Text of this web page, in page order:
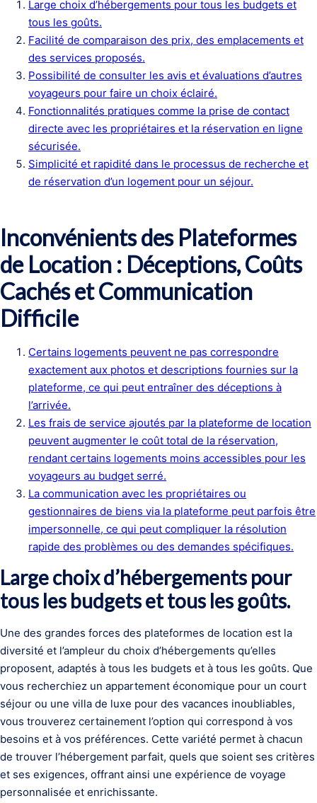
Large choix d’hébergements pour tous les budgets et
tous les goûts.
Facilité de comparaison des prix, des emplacements et
des services proposés.
Possibilité de consulter les avis et évaluations d’autres
voyageurs pour faire un choix éclairé.
Fonctionnalités pratiques comme la prise de contact
directe avec les propriétaires et la réservation en ligne
sécurisée.
Simplicité et rapidité dans le processus de recherche et
de réservation d’un logement pour un séjour.
Inconvénients des Plateformes
de Location : Déceptions, Coûts
Cachés et Communication
Difficile
Certains logements peuvent ne pas correspondre
exactement aux photos et descriptions fournies sur la
plateforme, ce qui peut entraîner des déceptions à
l’arrivée.
Les frais de service ajoutés par la plateforme de location
peuvent augmenter le coût total de la réservation,
rendant certains logements moins accessibles pour les
voyageurs au budget serré.
La communication avec les propriétaires ou
gestionnaires de biens via la plateforme peut parfois être
impersonnelle, ce qui peut compliquer la résolution
rapide des problèmes ou des demandes spécifiques.
Large choix d’hébergements pour
tous les budgets et tous les goûts.
Une des grandes forces des plateformes de location est la
diversité et l’ampleur du choix d’hébergements qu’elles
proposent, adaptés à tous les budgets et à tous les goûts. Que
vous recherchiez un appartement économique pour un court
séjour ou une villa de luxe pour des vacances inoubliables,
vous trouverez certainement l’option qui correspond à vos
besoins et à vos préférences. Cette variété permet à chacun
de trouver l’hébergement parfait, quels que soient ses critères
et ses exigences, offrant ainsi une expérience de voyage
personnalisée et enrichissante.